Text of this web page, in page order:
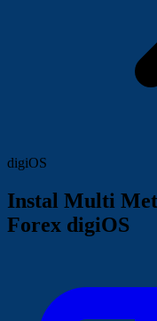
digiOS
Instal Multi
Forex digiOS